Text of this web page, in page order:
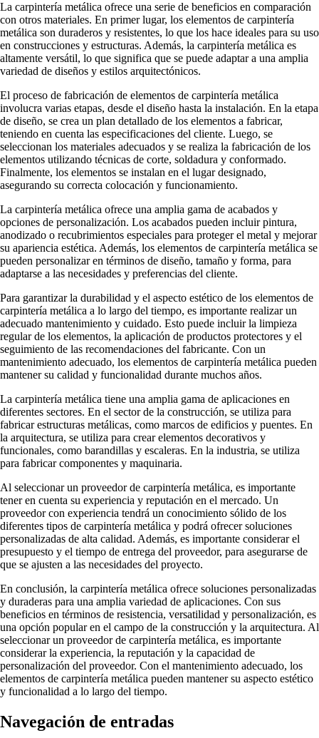
La carpintería metálica ofrece una serie de beneficios en comparación
con otros materiales. En primer lugar, los elementos de carpintería
metálica son duraderos y resistentes, lo que los hace ideales para su uso
en construcciones y estructuras. Además, la carpintería metálica es
altamente versátil, lo que significa que se puede adaptar a una amplia
variedad de diseños y estilos arquitectónicos.
El proceso de fabricación de elementos de carpintería metálica
involucra varias etapas, desde el diseño hasta la instalación. En la etapa
de diseño, se crea un plan detallado de los elementos a fabricar,
teniendo en cuenta las especificaciones del cliente. Luego, se
seleccionan los materiales adecuados y se realiza la fabricación de los
elementos utilizando técnicas de corte, soldadura y conformado.
Finalmente, los elementos se instalan en el lugar designado,
asegurando su correcta colocación y funcionamiento.
La carpintería metálica ofrece una amplia gama de acabados y
opciones de personalización. Los acabados pueden incluir pintura,
anodizado o recubrimientos especiales para proteger el metal y mejorar
su apariencia estética. Además, los elementos de carpintería metálica se
pueden personalizar en términos de diseño, tamaño y forma, para
adaptarse a las necesidades y preferencias del cliente.
Para garantizar la durabilidad y el aspecto estético de los elementos de
carpintería metálica a lo largo del tiempo, es importante realizar un
adecuado mantenimiento y cuidado. Esto puede incluir la limpieza
regular de los elementos, la aplicación de productos protectores y el
seguimiento de las recomendaciones del fabricante. Con un
mantenimiento adecuado, los elementos de carpintería metálica pueden
mantener su calidad y funcionalidad durante muchos años.
La carpintería metálica tiene una amplia gama de aplicaciones en
diferentes sectores. En el sector de la construcción, se utiliza para
fabricar estructuras metálicas, como marcos de edificios y puentes. En
la arquitectura, se utiliza para crear elementos decorativos y
funcionales, como barandillas y escaleras. En la industria, se utiliza
para fabricar componentes y maquinaria.
Al seleccionar un proveedor de carpintería metálica, es importante
tener en cuenta su experiencia y reputación en el mercado. Un
proveedor con experiencia tendrá un conocimiento sólido de los
diferentes tipos de carpintería metálica y podrá ofrecer soluciones
personalizadas de alta calidad. Además, es importante considerar el
presupuesto y el tiempo de entrega del proveedor, para asegurarse de
que se ajusten a las necesidades del proyecto.
En conclusión, la carpintería metálica ofrece soluciones personalizadas
y duraderas para una amplia variedad de aplicaciones. Con sus
beneficios en términos de resistencia, versatilidad y personalización, es
una opción popular en el campo de la construcción y la arquitectura. Al
seleccionar un proveedor de carpintería metálica, es importante
considerar la experiencia, la reputación y la capacidad de
personalización del proveedor. Con el mantenimiento adecuado, los
elementos de carpintería metálica pueden mantener su aspecto estético
y funcionalidad a lo largo del tiempo.
Navegación de entradas